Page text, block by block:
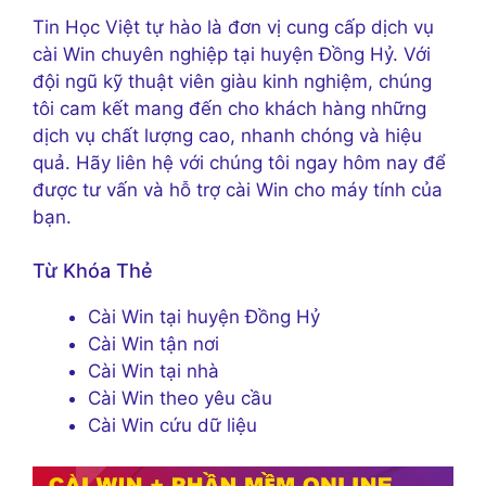
Tin Học Việt tự hào là đơn vị cung cấp dịch vụ
cài Win chuyên nghiệp tại huyện Đồng Hỷ. Với
đội ngũ kỹ thuật viên giàu kinh nghiệm, chúng
tôi cam kết mang đến cho khách hàng những
dịch vụ chất lượng cao, nhanh chóng và hiệu
quả. Hãy liên hệ với chúng tôi ngay hôm nay để
được tư vấn và hỗ trợ cài Win cho máy tính của
bạn.
Từ Khóa Thẻ
Cài Win tại huyện Đồng Hỷ
Cài Win tận nơi
Cài Win tại nhà
Cài Win theo yêu cầu
Cài Win cứu dữ liệu